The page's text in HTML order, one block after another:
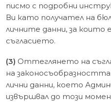
писмо с подробни
Ви като получател на
личните данни, за които
съгласието.
(3) Оттеглянето на
на
лични данни, което
извършвал до този